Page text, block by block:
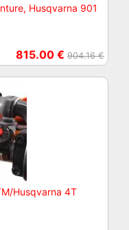
Husqvarna 901
815.00 € 904.16 €
Husqvarna 4T